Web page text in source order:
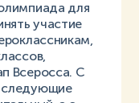
для
участие
Всеросса. С
следующие